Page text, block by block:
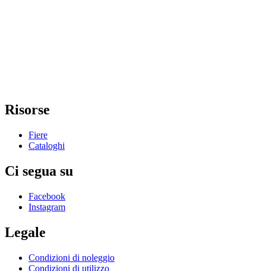
Risorse
Fiere
Cataloghi
Ci segua su
Facebook
Instagram
Legale
Condizioni di noleggio
Condizioni di utilizzo